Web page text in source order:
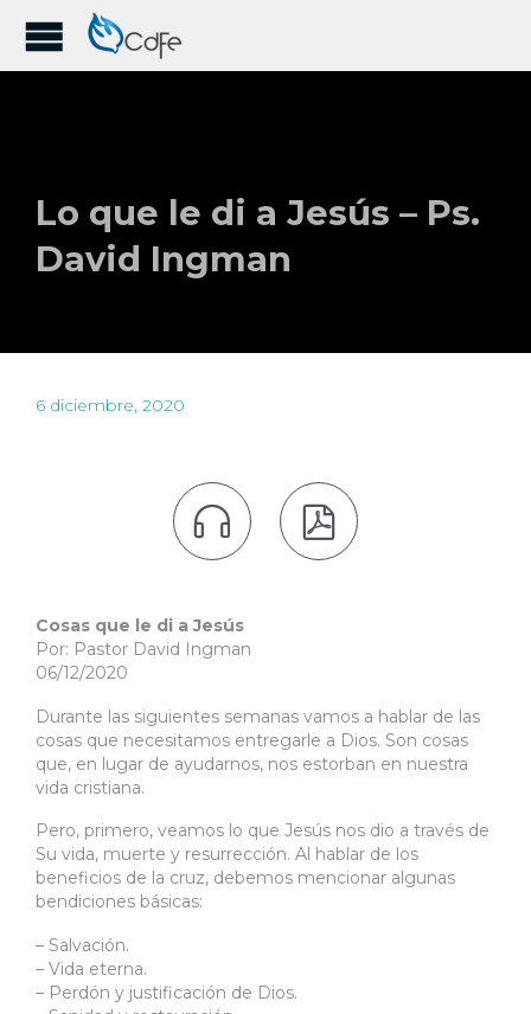
Lo que le di a Jesús – Ps.
David Ingman
6 diciembre, 2020
 
Cosas que le di a Jesús
Por: Pastor David Ingman
06/12/2020
Durante las siguientes semanas vamos a hablar de las
cosas que necesitamos entregarle a Dios. Son cosas
que, en lugar de ayudarnos, nos estorban en nuestra
vida cristiana.
Pero, primero, veamos lo que Jesús nos dio a través de
Su vida, muerte y resurrección. Al hablar de los
beneficios de la cruz, debemos mencionar algunas
bendiciones básicas:
– Salvación.
– Vida eterna.
– Perdón y justificación de Dios.